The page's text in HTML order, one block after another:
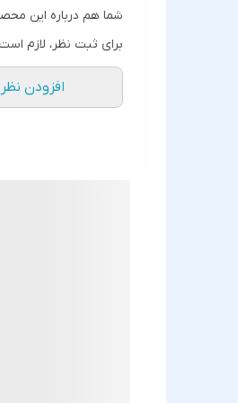
شما هم درباره این
برای ثبت نظر، لازم
افزودن نظر